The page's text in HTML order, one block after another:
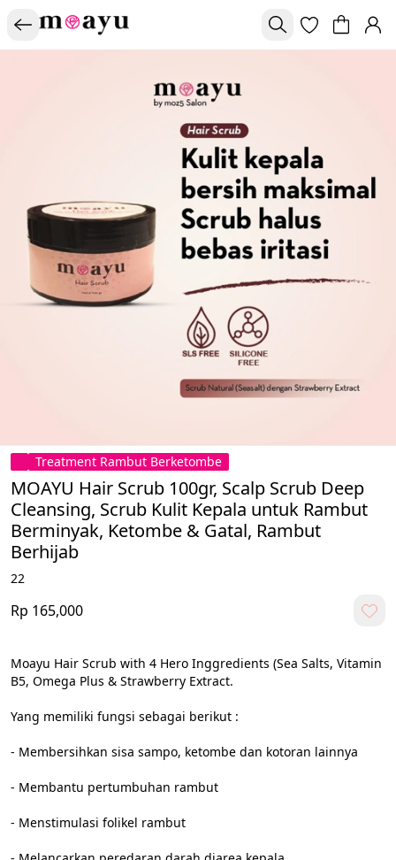
Treatment Rambut Berketombe
MOAYU Hair Scrub 100gr, Scalp Scrub Deep
Cleansing, Scrub Kulit Kepala untuk Rambut
Berminyak, Ketombe & Gatal, Rambut
Berhijab
22
Rp 165,000
Moayu Hair Scrub with 4 Hero Inggredients (Sea Salts, Vitamin
B5, Omega Plus & Strawberry Extract.
Yang memiliki fungsi sebagai berikut :
- Membersihkan sisa sampo, ketombe dan kotoran lainnya
- Membantu pertumbuhan rambut
- Menstimulasi folikel rambut